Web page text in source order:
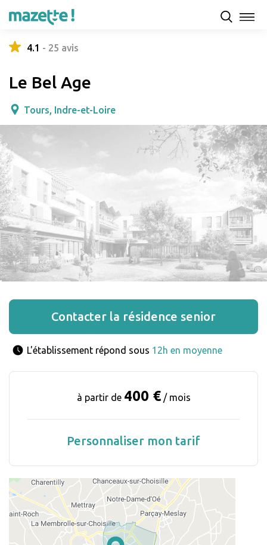
4.1 - 25 avis
Le Bel Age
Tours, Indre-et-Loire
Contacter la résidence senior
L'établissement répond sous 12h en moyenne
à partir de 400 €/ mois
Personnaliser mon tarif